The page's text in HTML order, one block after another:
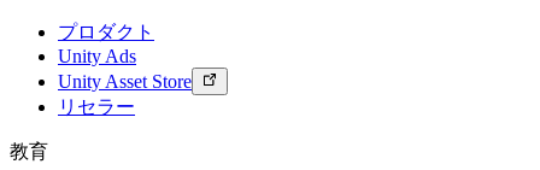
Unity で宣伝
Unity で収益化
活用事例
モバイルゲーム
Unity でモバイル向けヒット作を制作して成長させる
ブログ
更新情報、情報、技術的ヒント
お知らせ
ニュース、ストーリー、プレスセンター
認定教材
Unityのマスタリーを証明する
プロダクト
Unity Ads
Unity Asset Store
リセラー
教育